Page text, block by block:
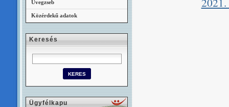
Üvegzseb
Közérdekű adatok
Keresés
Ügyfélkapu